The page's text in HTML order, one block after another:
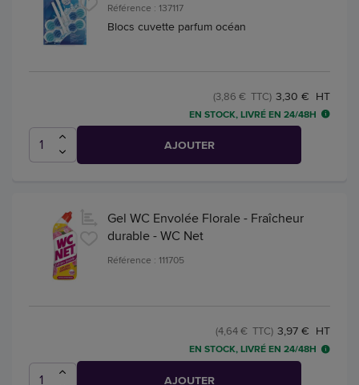
Référence : 137117
Blocs cuvette parfum océan
3,30 € HT
(3,86 € TTC)
EN STOCK, LIVRÉ EN 24/48H
AJOUTER
Gel WC Envolée Florale - Fraîcheur
durable - WC Net
Référence : 111705
3,97 € HT
(4,64 € TTC)
EN STOCK, LIVRÉ EN 24/48H
AJOUTER